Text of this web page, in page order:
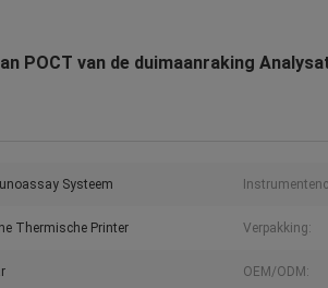
POCT van de duimaanraking
Systeem
Thermische Printer Verpakking:
OEM/ODM: